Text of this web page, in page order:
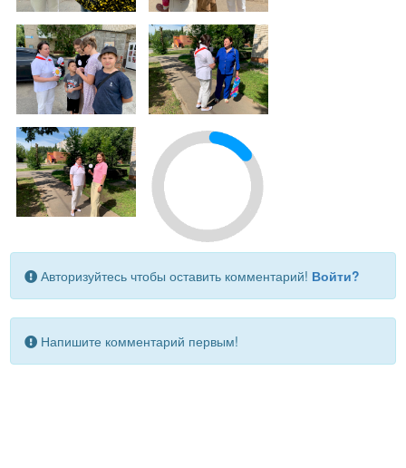
Авторизуйтесь чтобы оставить комментарий! Войти?
Напишите комментарий первым!